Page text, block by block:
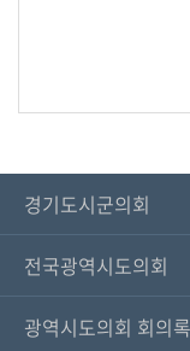
경기도시군의회
전국광역시도의회
광역시도의회 회의록